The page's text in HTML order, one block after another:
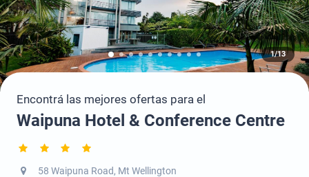
1/13
Encontrá las mejores ofertas para el
Waipuna Hotel & Conference Centre
58 Waipuna Road, Mt Wellington